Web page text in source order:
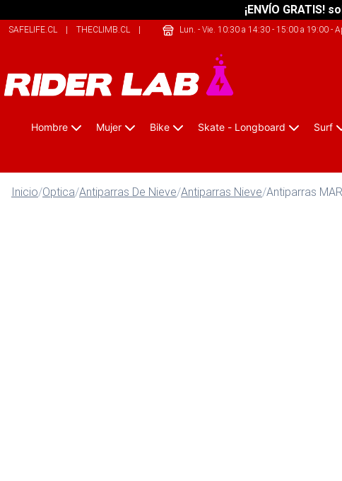
¡ENVÍO GRATIS!
SAFELIFE.CL | THECLIMB.CL | ONEKAYAK.CLLun. - Vie. 10:30 a 14:30 - 15:00 a 19:00-
Hombre Mujer Bike Skate - Longboard Surf
Inicio/Optica/Antiparras De Nieve/Antiparras Nieve/Antiparras